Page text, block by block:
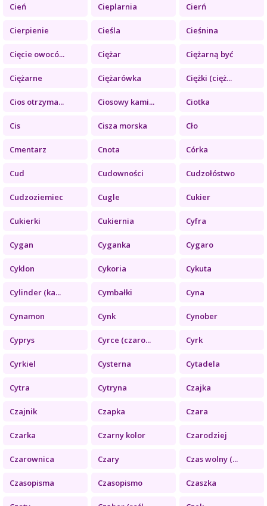
Cień Cieplarnia Cierń
Cierpienie Cieśla Cieśnina
Cięcie owocó... Ciężar Ciężarną być
Ciężarne Ciężarówka Ciężki (cięż...
Cios otrzyma... Ciosowy kami... Ciotka
Cis Cisza morska Cło
Cmentarz Cnota Córka
Cud Cudowności Cudzołóstwo
Cudzoziemiec Cugle Cukier
Cukierki Cukiernia Cyfra
Cygan Cyganka Cygaro
Cyklon Cykoria Cykuta
Cylinder (ka... Cymbałki Cyna
Cynamon Cynk Cynober
Cyprys Cyrce (czaro... Cyrk
Cyrkiel Cysterna Cytadela
Cytra Cytryna Czajka
Czajnik Czapka Czara
Czarka Czarny kolor Czarodziej
Czarownica Czary Czas wolny (...
Czasopisma Czasopismo Czaszka